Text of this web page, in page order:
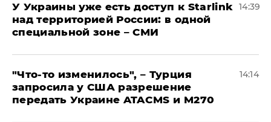
У Украины уже есть доступ к Starlink
над территорией России: в одной
специальной зоне – СМИ
14:39
​"Что-то изменилось", – Турция
запросила у США разрешение
передать Украине ATACMS и M270
14:14